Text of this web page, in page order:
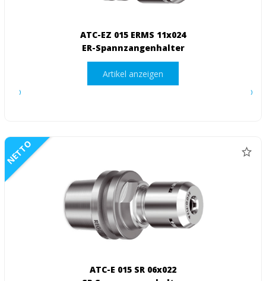
ATC-EZ 015 ERMS 11x024
ER-Spannzangenhalter
Artikel anzeigen
NETTO
ATC-E 015 SR 06x022